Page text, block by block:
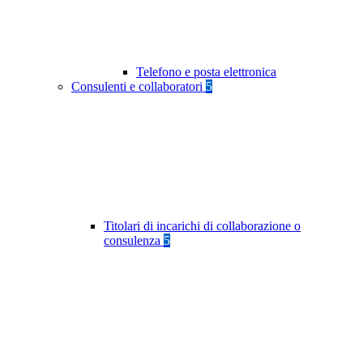
Telefono e posta elettronica
Consulenti e collaboratori 5
Titolari di incarichi di collaborazione o
consulenza 5